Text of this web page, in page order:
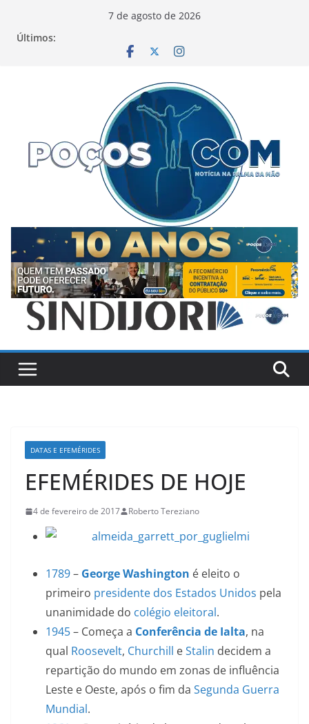
7 de agosto de 2026
Últimos:
DATAS E EFEMÉRIDES
EFEMÉRIDES DE HOJE
4 de fevereiro de 2017 Roberto Tereziano
1789– George Washington é eleito o
primeiro presidente dos Estados Unidos pela
unanimidade do colégio eleitoral.
1945– Começa a Conferência de Ialta, na
qual Roosevelt, Churchill eStalin decidem a
repartição do mundo em zonas de influência
Leste e Oeste, após o fim da Segunda Guerra
Mundial.